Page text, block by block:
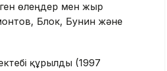
өлеңдер мен жыр
Блок, Бунин және
құрылды (1997